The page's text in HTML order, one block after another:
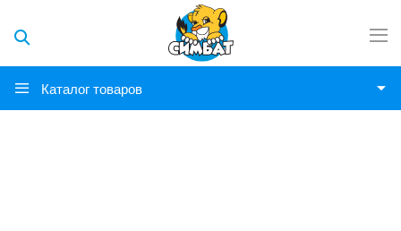
Каталог товаров